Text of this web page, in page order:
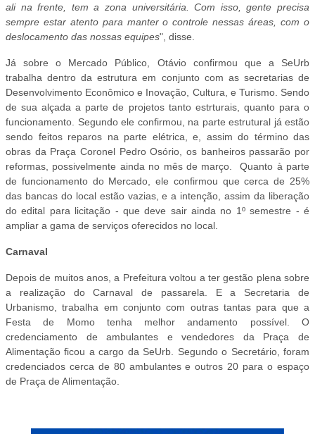
ali na frente, tem a zona universitária. Com isso, gente precisa
sempre estar atento para manter o controle nessas áreas, com o
deslocamento das nossas equipes", disse.
Já sobre o Mercado Público, Otávio confirmou que a SeUrb
trabalha dentro da estrutura em conjunto com as secretarias de
Desenvolvimento Econômico e Inovação, Cultura, e Turismo. Sendo
de sua alçada a parte de projetos tanto estrturais, quanto para o
funcionamento. Segundo ele confirmou, na parte estrutural já estão
sendo feitos reparos na parte elétrica, e, assim do término das
obras da Praça Coronel Pedro Osório, os banheiros passarão por
reformas, possivelmente ainda no mês de março. Quanto à parte
de funcionamento do Mercado, ele confirmou que cerca de 25%
das bancas do local estão vazias, e a intenção, assim da liberação
do edital para licitação - que deve sair ainda no 1º semestre - é
ampliar a gama de serviços oferecidos no local.
Carnaval
Depois de muitos anos, a Prefeitura voltou a ter gestão plena sobre
a realização do Carnaval de passarela. E a Secretaria de
Urbanismo, trabalha em conjunto com outras tantas para que a
Festa de Momo tenha melhor andamento possível. O
credenciamento de ambulantes e vendedores da Praça de
Alimentação ficou a cargo da SeUrb. Segundo o Secretário, foram
credenciados cerca de 80 ambulantes e outros 20 para o espaço
de Praça de Alimentação.